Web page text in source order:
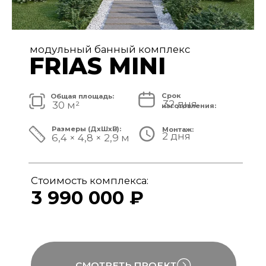
4 890 000 ₽
Монтаж:
2 дня
8,4 × 4,8 × 3,1 м
Размеры (ДxШxВ):
32 дня
изготовления:
40 м²
модульный банный комплекс